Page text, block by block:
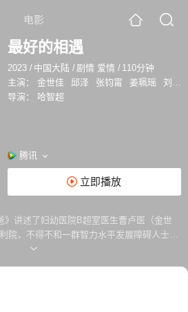
电影
最好的相遇
2023 / 中国大陆 /剧情 爱情 / 110分钟
主演：
金世佳 邱泽 张钧甯 姜珮瑶
刘文治
导演：
哈智超
腾讯
立即播放
》讲述了妇幼医院B超室医生曹卢医（金世
院，不得不和一群智力水平发展障碍人士朝
所适从，逐渐被他们的纯真无邪、简单率直